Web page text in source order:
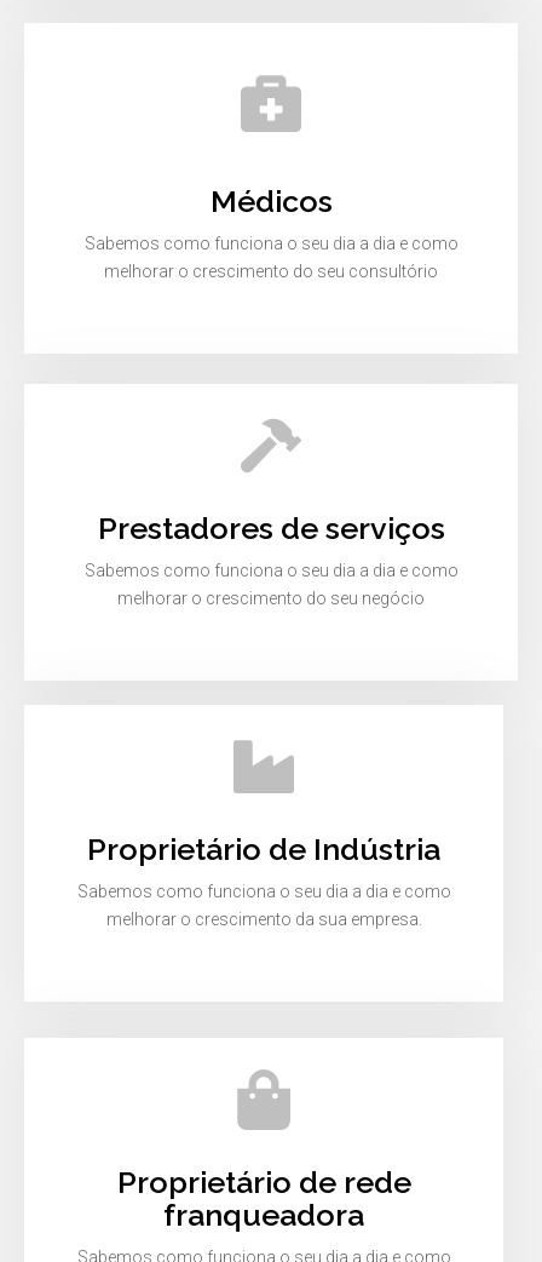
Médicos
Sabemos como funciona o seu dia a dia e como
melhorar o crescimento do seu consultório
Prestadores de serviços
Sabemos como funciona o seu dia a dia e como
melhorar o crescimento do seu negócio
Proprietário de Indústria
Sabemos como funciona o seu dia a dia e como
melhorar o crescimento da sua empresa.
Proprietário de rede
franqueadora
Sabemos como funciona o seu dia a dia e como